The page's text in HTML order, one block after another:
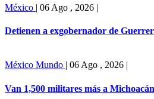
México | 06 Ago , 2026 |
Detienen a exgobernador de
México Mundo | 06 Ago , 2026 |
Van 1,500 militares más a